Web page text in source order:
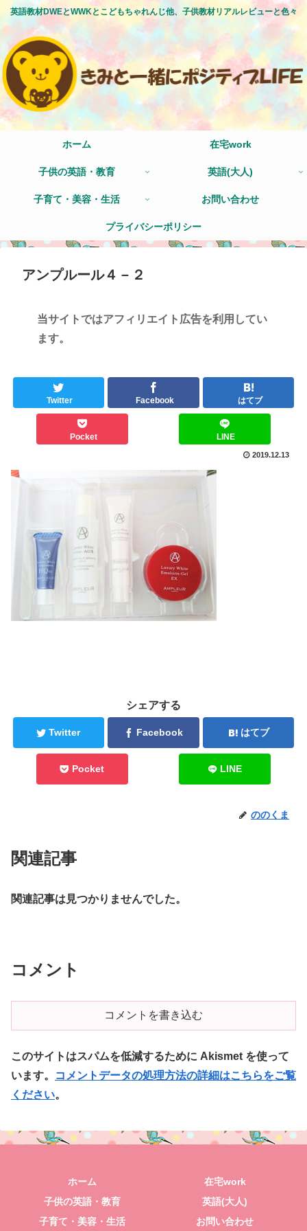
英語教材DWEとWWKとこどもちゃれんじ他、子供教材リアルレビューと色々
ホーム 在宅work
子供の英語・教育 英語(大人)
子育て・美容・生活 お問い合わせ
プライバシーポリシー
アンプルール４－２
当サイトではアフィリエイト広告を利用してい
ます。
Twitter Facebook はてブ
Pocket LINE
2019.12.13
シェアする
Twitter Facebook はてブ
Pocket LINE
ののくま
関連記事
関連記事は見つかりませんでした。
コメント
コメントを書き込む
このサイトはスパムを低減するために Akismet を使って
います。
コメントデータの処理方法の詳細はこちらをご覧
ください。
ホーム
在宅work
子供の英語・教育
英語(大人)
子育て・美容・生活
お問い合わせ